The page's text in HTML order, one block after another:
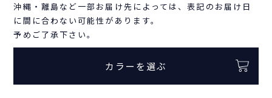
沖縄・離島など一部お届け先によっては、表記のお届け日
に間に合わない可能性があります。
予めご了承下さい。
カラーを選ぶ